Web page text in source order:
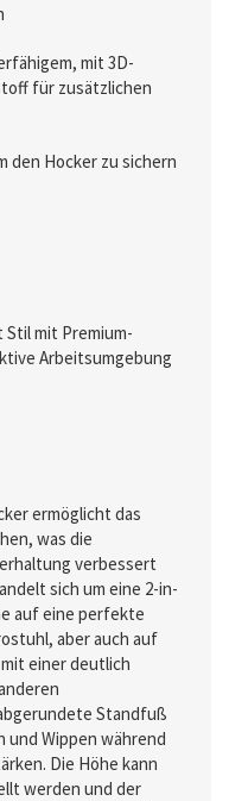
mit 3D-
für zusätzlichen
Hocker zu sichern
Stil mit Premium-
Arbeitsumgebung
ermöglicht das
was die
verbessert
sich um eine 2-in-
auf eine perfekte
aber auch auf
einer deutlich
Standfuß
und Wippen während
Die Höhe kann
werden und der